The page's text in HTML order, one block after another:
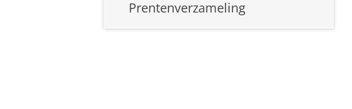
Prentenverzameling